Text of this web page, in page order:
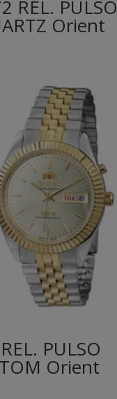
REL. PULSO
Orient
PULSO
Orient